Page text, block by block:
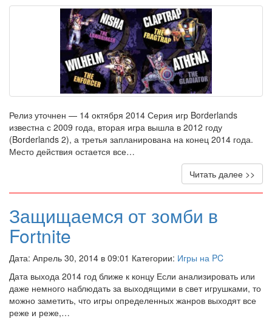
Релиз уточнен — 14 октября 2014 Серия игр Borderlands
известна с 2009 года, вторая игра вышла в 2012 году
(Borderlands 2), а третья запланирована на конец 2014 года.
Место действия остается все…
Читать далее >>
Защищаемся от зомби в
Fortnite
Дата: Апрель 30, 2014 в 09:01 Категории: Игры на PC
Дата выхода 2014 год ближе к концу Если анализировать или
даже немного наблюдать за выходящими в свет игрушками, то
можно заметить, что игры определенных жанров выходят все
реже и реже,…